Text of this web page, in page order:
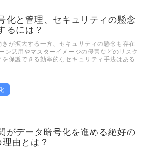
化と管理、セキュリティの懸念
るには？
が拡大する一方、セキュリティの懸念も存在
ン悪用やマスターイメージの侵害などのリスク
保護できる効率的なセキュリティ手法はある
がデータ暗号化を進める絶好の
由とは？